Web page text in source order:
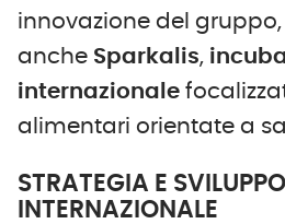
innovazione del
anche Sparkalis,
internazionale
alimentari orientate a
STRATEGIA E SVILUPPO
INTERNAZIONALE